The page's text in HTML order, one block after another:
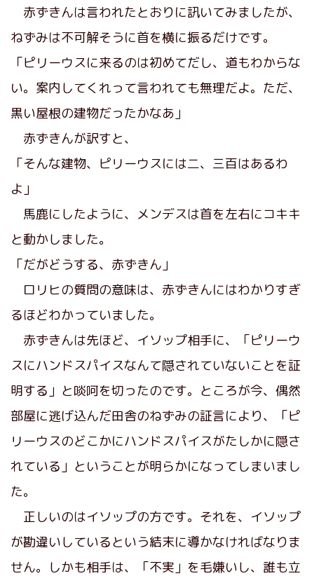
赤ずきんは言われたとおりに訊いてみましたが、
ねずみは不可解そうに首を横に振るだけです。
「ピリーウスに来るのは初めてだし、道もわからな
い。案内してくれって言われても無理だよ。ただ、
黒い屋根の建物だったかなあ」
赤ずきんが訳すと、
「そんな建物、ピリーウスには二、三百はあるわ
よ」
馬鹿にしたように、メンデスは首を左右にコキキ
と動かしました。
「だがどうする、赤ずきん」
ロリヒの質問の意味は、赤ずきんにはわかりすぎ
るほどわかっていました。
赤ずきんは先ほど、イソップ相手に、「ピリーウ
スにハンドスパイスなんて隠されていないことを証
明する」と啖呵を切ったのです。ところが今、偶然
部屋に逃げ込んだ田舎のねずみの証言により、「ピ
リーウスのどこかにハンドスパイスがたしかに隠さ
れている」ということが明らかになってしまいまし
た。
正しいのはイソップの方です。それを、イソップ
が勘違いしているという結末に導かなければなりま
せん。しかも相手は、「不実」を毛嫌いし、誰も立